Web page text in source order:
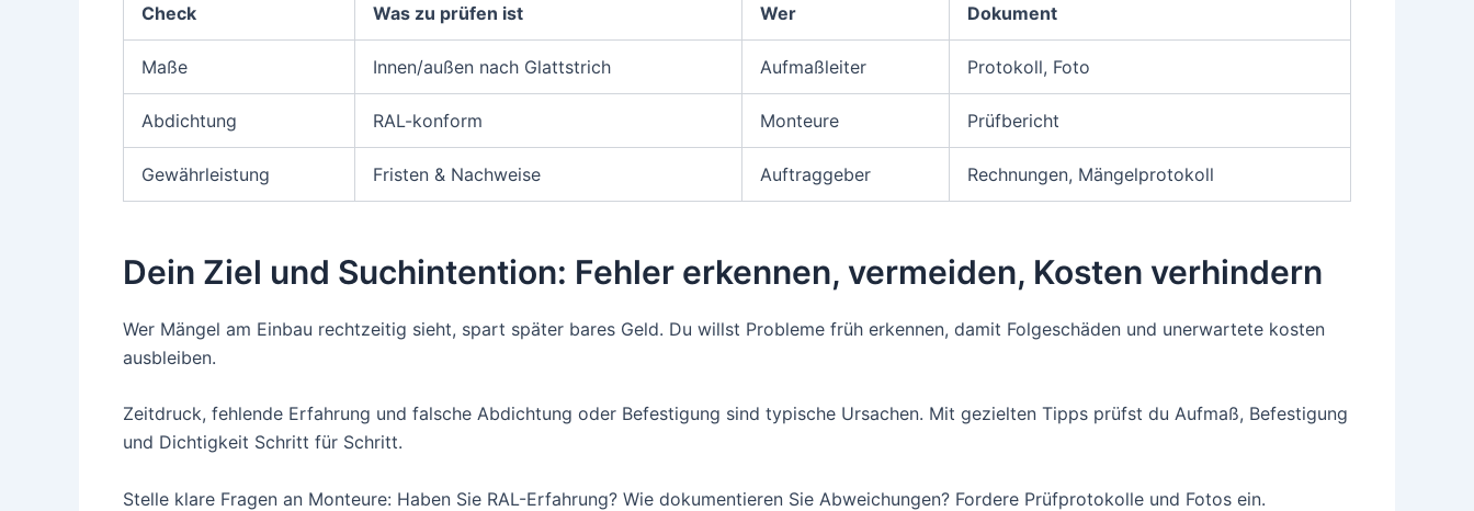
Check Was zu prüfen ist Wer Dokument
Maße Innen/außen nach Glattstrich Aufmaßleiter Protokoll, Foto
Abdichtung RAL-konform Monteure Prüfbericht
Gewährleistung Fristen & Nachweise Auftraggeber Rechnungen, Mängelprotokoll
Dein Ziel und Suchintention: Fehler erkennen, vermeiden, Kosten verhindern
Wer Mängel am Einbau rechtzeitig sieht, spart später bares Geld. Du willst Probleme früh erkennen, damit Folgeschäden und unerwartete kosten
ausbleiben.
Zeitdruck, fehlende Erfahrung und falsche Abdichtung oder Befestigung sind typische Ursachen. Mit gezielten Tipps prüfst du Aufmaß, Befestigung
und Dichtigkeit Schritt für Schritt.
Stelle klare Fragen an Monteure: Haben Sie RAL-Erfahrung? Wie dokumentieren Sie Abweichungen? Fordere Prüfprotokolle und Fotos ein.